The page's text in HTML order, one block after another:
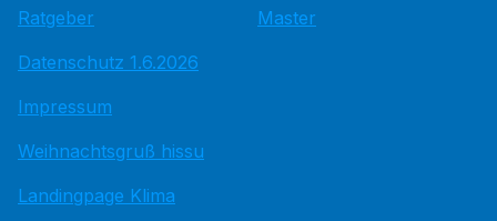
Ratgeber
Datenschutz 1.6.2026
Impressum
Weihnachtsgruß hissu
Landingpage Klima
Master